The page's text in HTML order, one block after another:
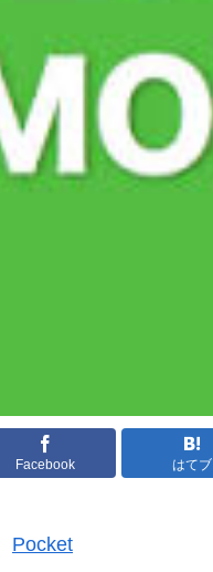
Facebook はてブ
Pocket